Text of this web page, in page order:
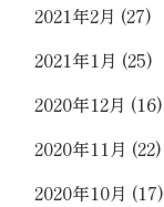
2021年2月 (27)
2021年1月 (25)
2020年12月 (16)
2020年11月 (22)
2020年10月 (17)